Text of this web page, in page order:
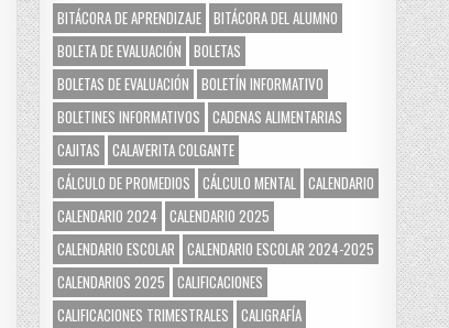
BITÁCORA DE APRENDIZAJE BITÁCORA DEL ALUMNO
BOLETA DE EVALUACIÓN BOLETAS
BOLETAS DE EVALUACIÓN BOLETÍN INFORMATIVO
BOLETINES INFORMATIVOS CADENAS ALIMENTARIAS
CAJITAS CALAVERITA COLGANTE
CÁLCULO DE PROMEDIOS CÁLCULO MENTAL CALENDARIO
CALENDARIO 2024 CALENDARIO 2025
CALENDARIO ESCOLAR CALENDARIO ESCOLAR 2024-2025
CALENDARIOS 2025 CALIFICACIONES
CALIFICACIONES TRIMESTRALES CALIGRAFÍA